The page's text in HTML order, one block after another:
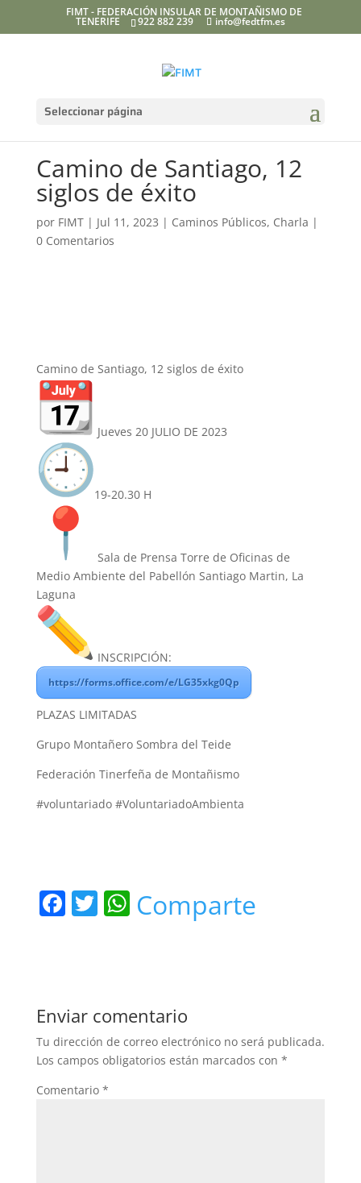
FIMT - FEDERACIÓN INSULAR DE MONTAÑISMO DE
TENERIFE 922 882 239 info@fedtfm.es
Seleccionar página
Camino de Santiago, 12
siglos de éxito
por FIMT| Jul 11, 2023 | Caminos Públicos, Charla |
0 Comentarios
Camino de Santiago, 12 siglos de éxito
Jueves 20 JULIO DE 2023
19-20.30 H
Sala de Prensa Torre de Oficinas de
Medio Ambiente del Pabellón Santiago Martin, La
Laguna
INSCRIPCIÓN:
https://forms.office.com/e/LG35xkg0Qp
PLAZAS LIMITADAS
Grupo Montañero Sombra del Teide
Federación Tinerfeña de Montañismo
#voluntariado #VoluntariadoAmbienta
F
b
o
o
k
T W
A
p
p
Comparte
Enviar comentario
Tu dirección de correo electrónico no será publicada.
Los campos obligatorios están marcados con *
Comentario *